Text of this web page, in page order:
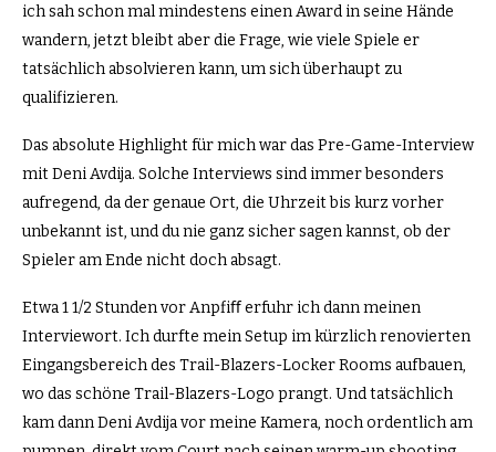
ich sah schon mal mindestens einen Award in seine Hände
wandern, jetzt bleibt aber die Frage, wie viele Spiele er
tatsächlich absolvieren kann, um sich überhaupt zu
qualifizieren.
Das absolute Highlight für mich war das Pre-Game-Interview
mit Deni Avdija. Solche Interviews sind immer besonders
aufregend, da der genaue Ort, die Uhrzeit bis kurz vorher
unbekannt ist, und du nie ganz sicher sagen kannst, ob der
Spieler am Ende nicht doch absagt.
Etwa 1 1/2 Stunden vor Anpfiﬀ erfuhr ich dann meinen
Interviewort. Ich durfte mein Setup im kürzlich renovierten
Eingangsbereich des Trail-Blazers-Locker Rooms aufbauen,
wo das schöne Trail-Blazers-Logo prangt. Und tatsächlich
kam dann Deni Avdija vor meine Kamera, noch ordentlich am